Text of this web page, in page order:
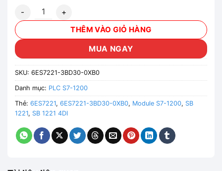
6ES7221-3BD30-0XB0 - Module S7-1200 DIGITAL INPUT
THÊM VÀO GIỎ HÀNG
MUA NGAY
SKU: 6ES7221-3BD30-0XB0
Danh mục: PLC S7-1200
Thẻ: 6ES7221, 6ES7221-3BD30-0XB0, Module S7-1200, SB
1221, SB 1221 4DI